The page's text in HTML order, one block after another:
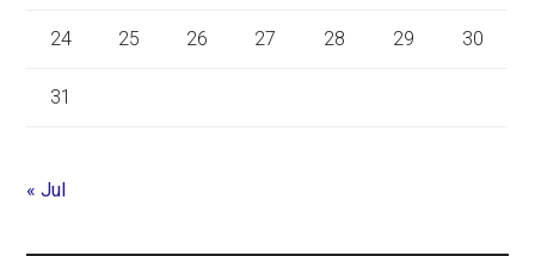
24 25 26 27 28 29 30
31
« Jul